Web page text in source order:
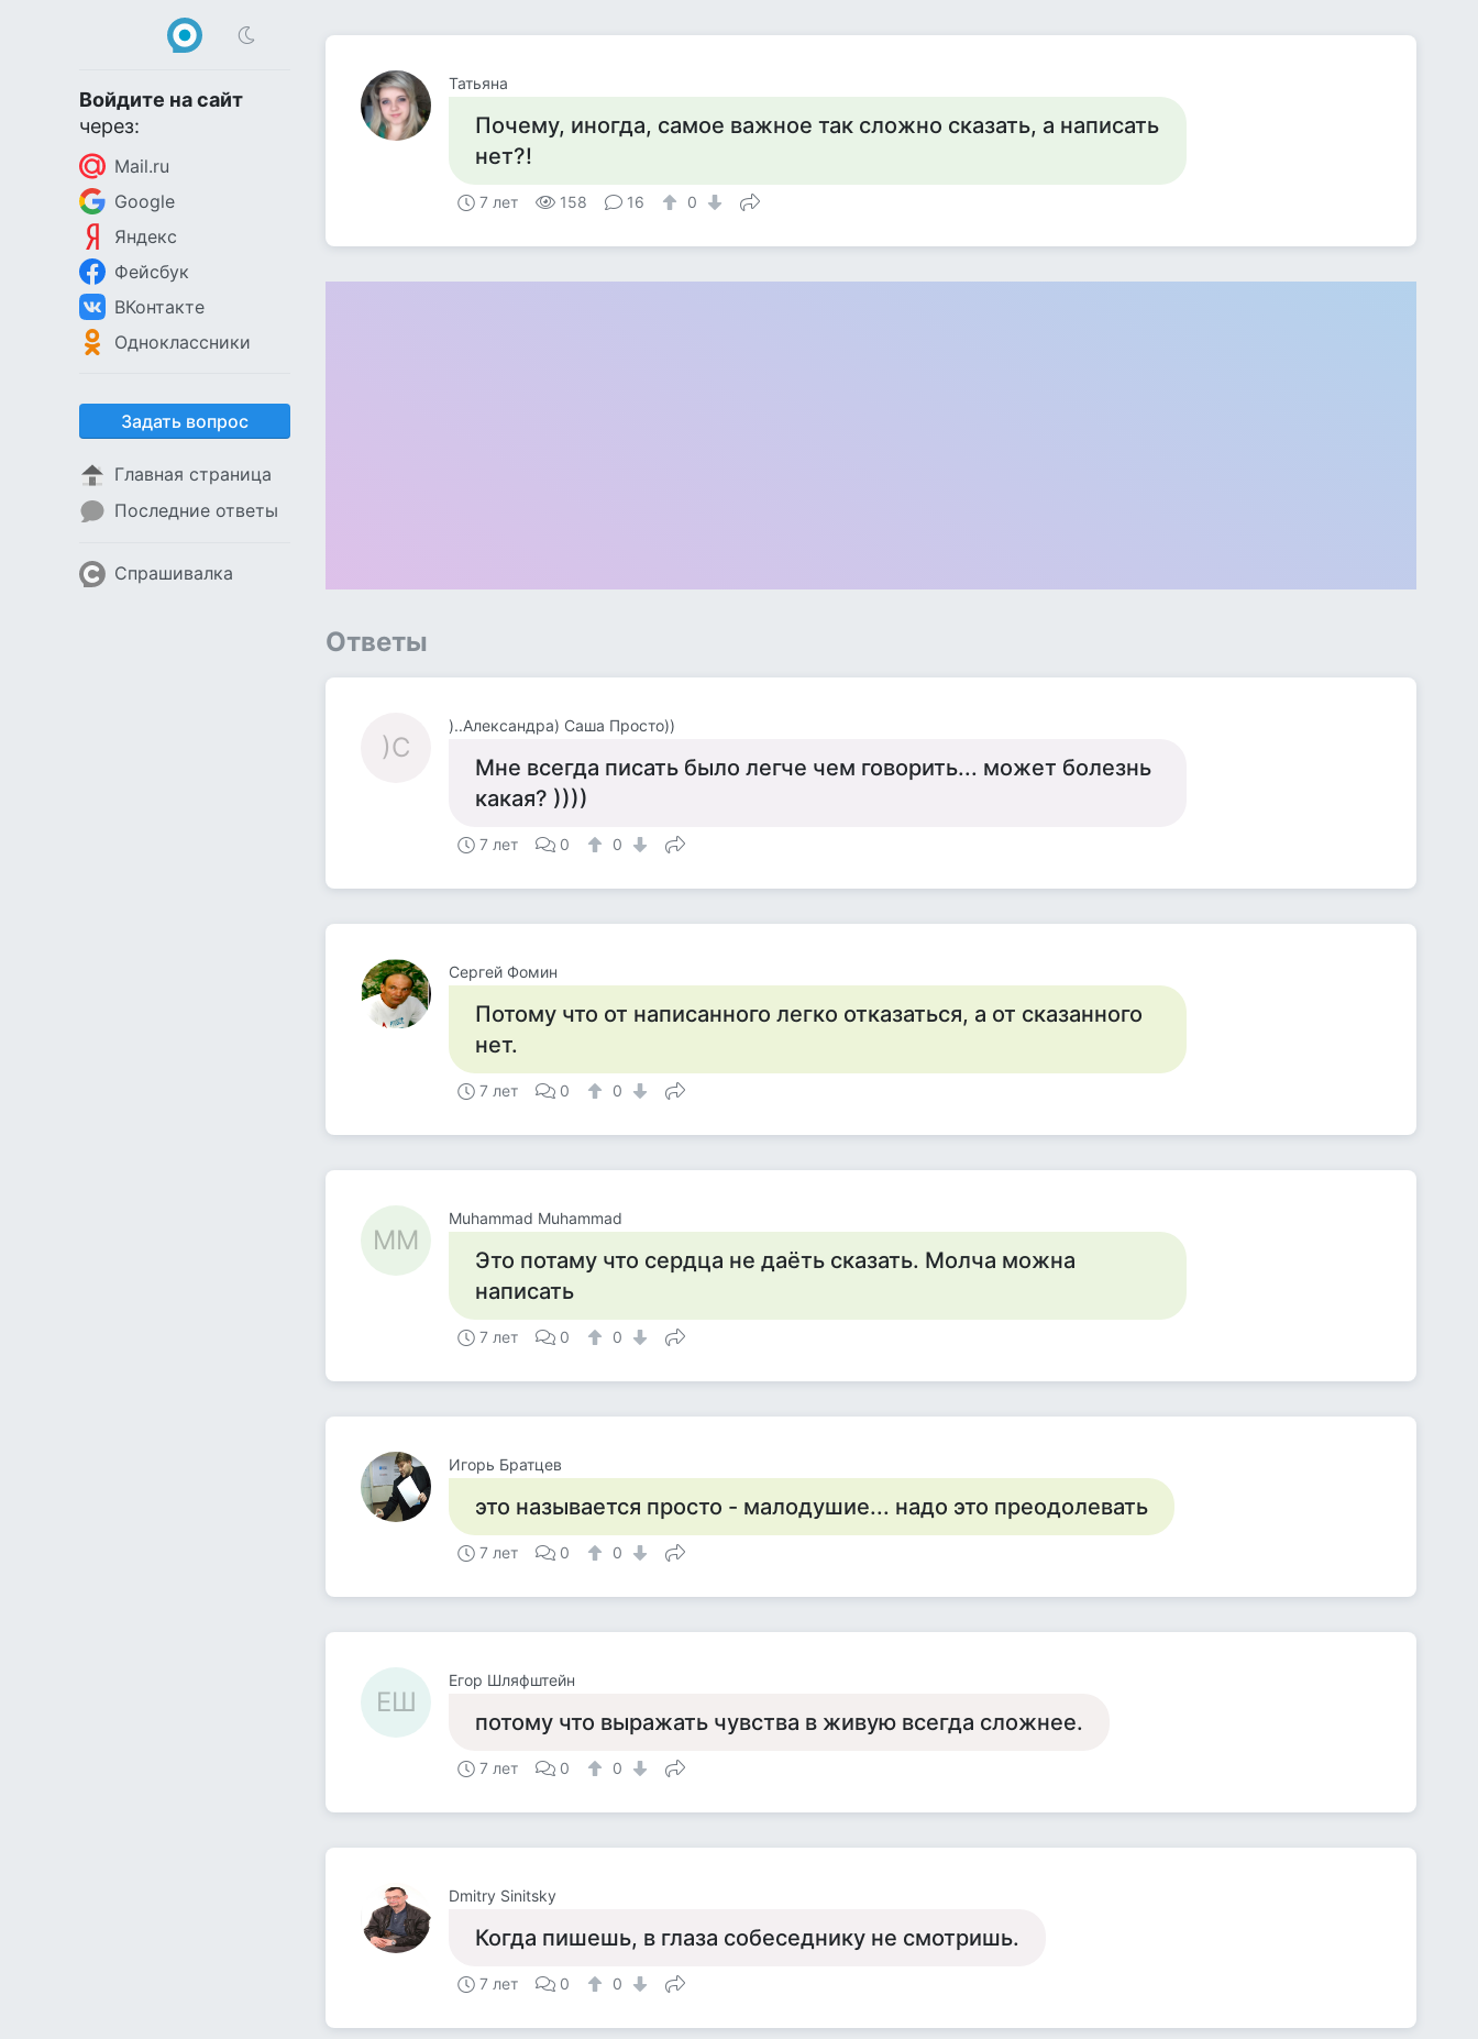
Войдите на сайт
через:
Mail.ru
Google
Яндекс
Фейсбук
ВКонтакте
Одноклассники
Задать вопрос
Главная страница
Последние ответы
Спрашивалка
Татьяна
Почему, иногда, самое важное так сложно сказать, а написать
нет?!
7 лет 158 16 0
Ответы
)С
)..Александра) Саша Просто))
Мне всегда писать было легче чем говорить... может болезнь
какая? ))))
7 лет 0 0
Сергей Фомин
Потому что от написанного легко отказаться, а от сказанного
нет.
7 лет 0 0
MM
Muhammad Muhammad
Это потаму что сердца не даёть сказать. Молча можна
написать
7 лет 0 0
Игорь Братцев
это называется просто - малодушие... надо это преодолевать
7 лет 0 0
ЕШ
Егор Шляфштейн
потому что выражать чувства в живую всегда сложнее.
7 лет 0 0
Dmitry Sinitsky
Когда пишешь, в глаза собеседнику не смотришь.
7 лет 0 0